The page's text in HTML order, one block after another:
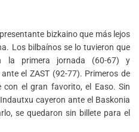
bizkaino que más lejos
Los bilbaínos se lo tuvieron que
la primera jornada (60-67) y
el ZAST (92-77). Primeros de
el gran favorito, el Easo. Sin
cayeron ante el Baskonia
se quedaron sin billete para el